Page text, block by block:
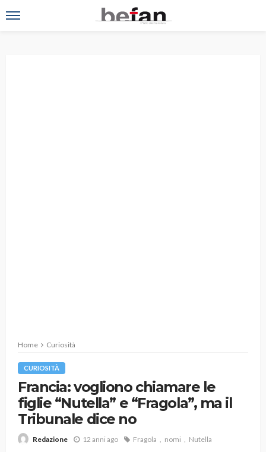
Home Curiosità
CURIOSITÀ
Francia: vogliono chiamare le
figlie “Nutella” e “Fragola”, ma il
Tribunale dice no
Redazione 12 anni ago Fragola nomi Nutella